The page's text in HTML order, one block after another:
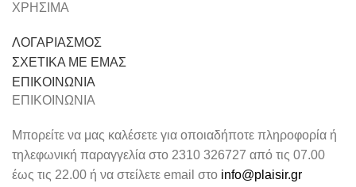
ΧΡΗΣΙΜΑ
ΛΟΓΑΡΙΑΣΜΟΣ
ΣΧΕΤΙΚΑ ΜΕ ΕΜΑΣ
ΕΠΙΚΟΙΝΩΝΙΑ
ΕΠΙΚΟΙΝΩΝΙΑ
Μπορείτε να μας καλέσετε για οποιαδήποτε πληροφορία ή
τηλεφωνική παραγγελία στο 2310 326727 από τις 07.00
έως τις 22.00 ή να στείλετε email στο info@plaisir.gr